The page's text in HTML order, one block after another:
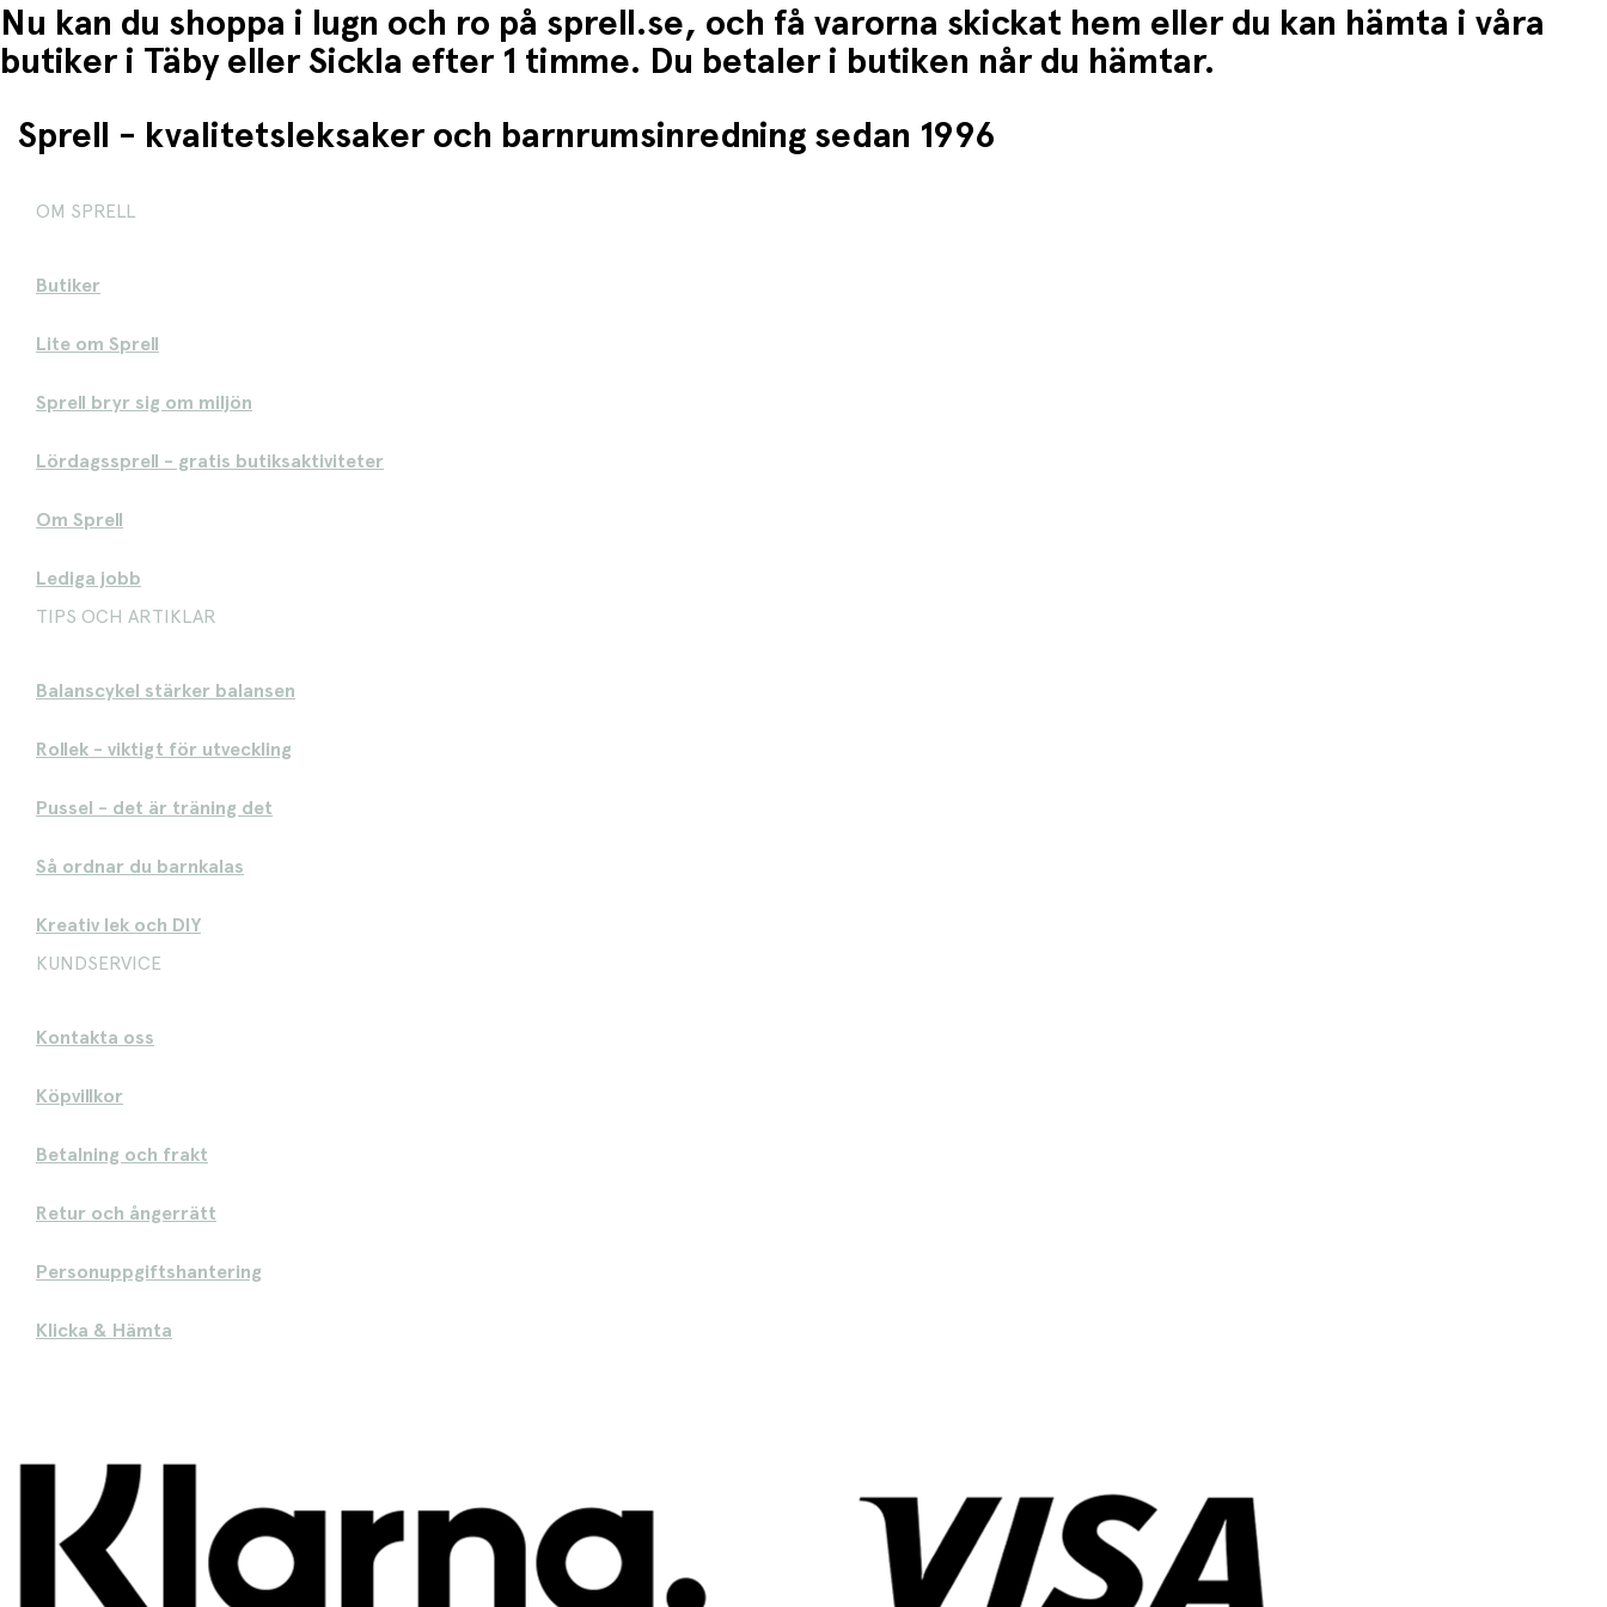
Nu kan du shoppa i lugn och ro på sprell.se, och få varorna skickat hem eller du kan hämta i våra
butiker i Täby eller Sickla efter 1 timme. Du betaler i butiken når du hämtar.
Sprell - kvalitetsleksaker och barnrumsinredning sedan 1996
OM SPRELL
Butiker
Lite om Sprell
Sprell bryr sig om miljön
Lördagssprell - gratis butiksaktiviteter
Om Sprell
Lediga jobb
TIPS OCH ARTIKLAR
Balanscykel stärker balansen
Rollek - viktigt för utveckling
Pussel - det är träning det
Så ordnar du barnkalas
Kreativ lek och DIY
KUNDSERVICE
Kontakta oss
Köpvillkor
Betalning och frakt
Retur och ångerrätt
Personuppgiftshantering
Klicka & Hämta